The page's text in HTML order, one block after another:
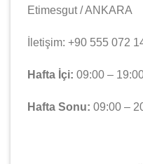
Etimesgut / ANKARA
İletişim: +90 555 072
Hafta İçi: 09:00 –
Hafta Sonu: 09:00 –